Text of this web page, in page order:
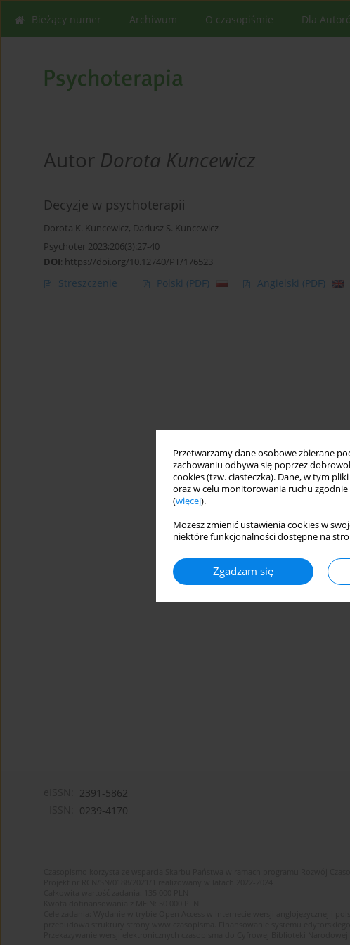
Przetwarzamy dane osobowe zbierane
zachowaniu odbywa się poprzez
cookies (tzw. ciasteczka). Dane, w tym
oraz w celu monitorowania ruchu zgodnie
(więcej).
Możesz zmienić ustawienia cookies w
niektóre funkcjonalności dostępne na
Zgadzam się
Bieżący numer Archiwum O czasopiśmie Dla
Autor Dorota Kuncewicz
Decyzje w psychoterapii
Dorota K. Kuncewicz, Dariusz S. Kuncewicz
Psychoter 2023;206(3):27-40
DOI: https://doi.org/10.12740/PT/176523
Streszczenie Polski (PDF) Angielski (PDF)
2391-5862
0239-4170